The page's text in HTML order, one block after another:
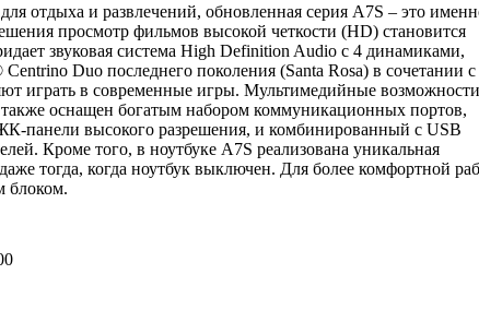
отдыха и развлечений, обновленная серия A7S – это
просмотр фильмов высокой четкости (HD) становится
звуковая система High Definition Audio с 4 динамиками,
Duo последнего поколения (Santa Rosa) в сочетании с
играть в современные игры. Мультимедийные возможности
оснащен богатым набором коммуникационных портов,
панели высокого разрешения, и комбинированный с USB
Кроме того, в ноутбуке A7S реализована уникальная
тогда, когда ноутбук выключен. Для более комфортной
блоком.